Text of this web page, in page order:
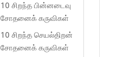
10 சிறந்த பின்னடைவு
சோதனைக் கருவிகள்
10 சிறந்த செயல்திறன்
சோதனைக் கருவிகள்